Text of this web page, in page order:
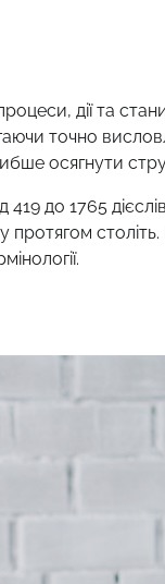
дії та
точно
осягнути
до 1765
протягом